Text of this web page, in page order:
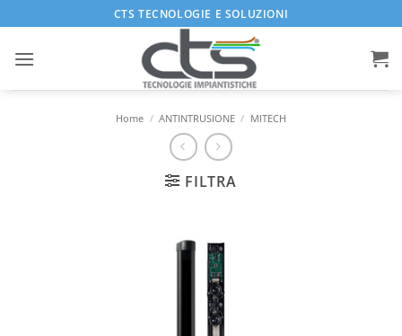
ai
contenuti
CTS TECNOLOGIE E SOLUZIONI
Home / ANTINTRUSIONE / MITECH
FILTRA